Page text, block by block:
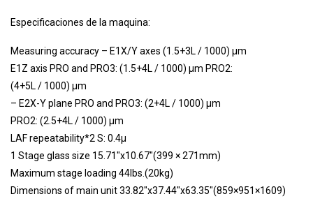
Especificaciones de la maquina:
Measuring accuracy – E1X/Y axes (1.5+3L / 1000) μm
E1Z axis PRO and PRO3: (1.5+4L / 1000) μm PRO2:
(4+5L / 1000) μm
– E2X-Y plane PRO and PRO3: (2+4L / 1000) μm
PRO2: (2.5+4L / 1000) μm
LAF repeatability*2 S: 0.4μ
1 Stage glass size 15.71″x10.67″(399 × 271mm)
Maximum stage loading 44lbs.(20kg)
Dimensions of main unit 33.82″x37.44″x63.35″(859×951×1609)